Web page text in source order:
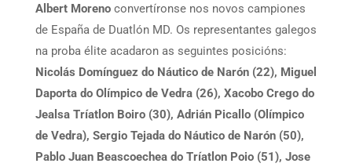
Albert Morenoconvertíronse nos novos campiones
de España de Duatlón MD. Os representantes galegos
na proba élite acadaron as seguintes posicións:
Nicolás Domínguez do Náutico de Narón (22), Miguel
Daporta do Olímpico de Vedra (26), Xacobo Crego do
Jealsa Tríatlon Boiro (30), Adrián Picallo (Olímpico
de Vedra), Sergio Tejada do Náutico de Narón (50),
Pablo Juan Beascoechea do Tríatlon Poio (51), Jose